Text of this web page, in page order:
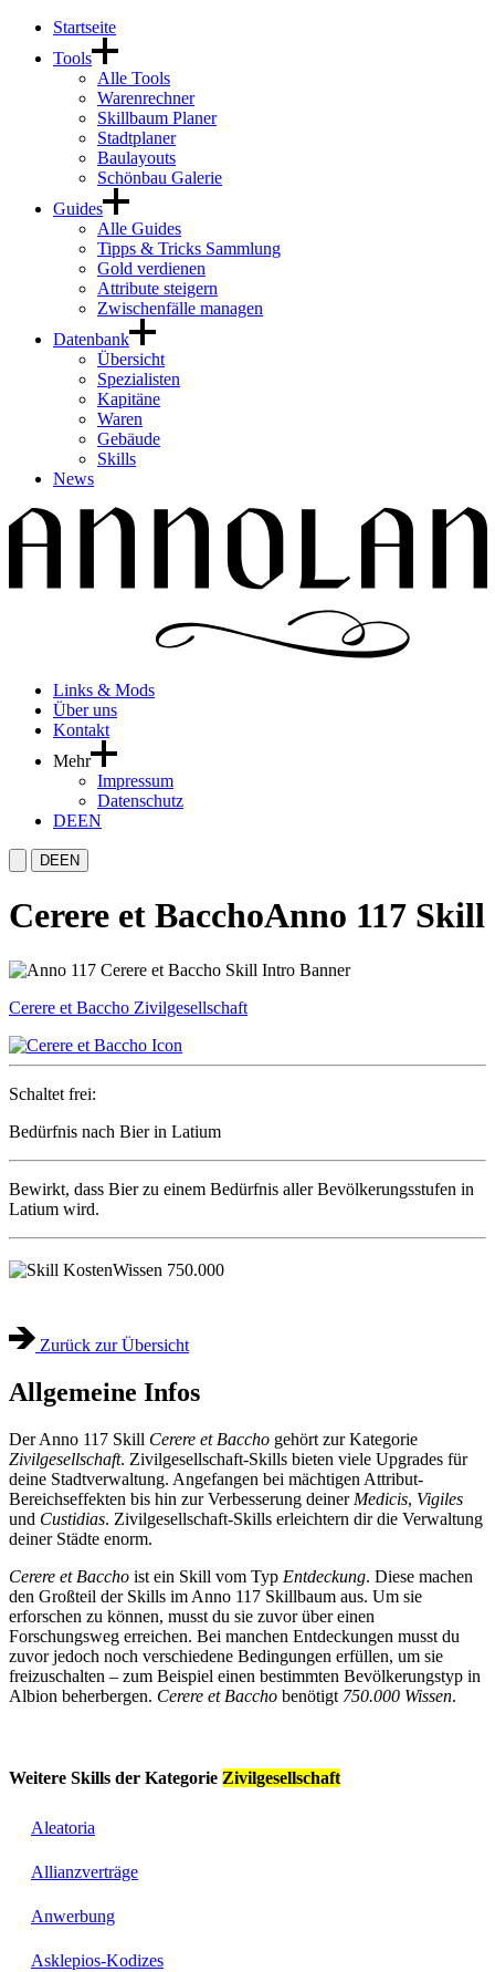
Startseite
Tools
Alle Tools
Warenrechner
Skillbaum Planer
Stadtplaner
Baulayouts
Schönbau Galerie
Guides
Alle Guides
Tipps & Tricks Sammlung
Gold verdienen
Attribute steigern
Zwischenfälle managen
Datenbank
Übersicht
Spezialisten
Kapitäne
Waren
Gebäude
Skills
News
Links & Mods
Über uns
Kontakt
Mehr
Impressum
Datenschutz
DEEN
DEEN
Cerere et BacchoAnno 117 Skill
Cerere et Baccho Zivilgesellschaft
Schaltet frei:
Bedürfnis nach Bier in Latium
Bewirkt, dass Bier zu einem Bedürfnis aller Bevölkerungsstufen in
Latium wird.
Wissen 750.000
Zurück zur Übersicht
Allgemeine Infos
Der Anno 117 Skill Cerere et Baccho gehört zur Kategorie
Zivilgesellschaft. Zivilgesellschaft-Skills bieten viele Upgrades für
deine Stadtverwaltung. Angefangen bei mächtigen Attribut-
Bereichseffekten bis hin zur Verbesserung deiner Medicis, Vigiles
und Custidias. Zivilgesellschaft-Skills erleichtern dir die Verwaltung
deiner Städte enorm.
Cerere et Baccho ist ein Skill vom Typ Entdeckung. Diese machen
den Großteil der Skills im Anno 117 Skillbaum aus. Um sie
erforschen zu können, musst du sie zuvor über einen
Forschungsweg erreichen. Bei manchen Entdeckungen musst du
zuvor jedoch noch verschiedene Bedingungen erfüllen, um sie
freizuschalten – zum Beispiel einen bestimmten Bevölkerungstyp in
Albion beherbergen. Cerere et Baccho benötigt 750.000 Wissen.
Weitere Skills der Kategorie Zivilgesellschaft
Aleatoria
Allianzverträge
Anwerbung
Asklepios-Kodizes